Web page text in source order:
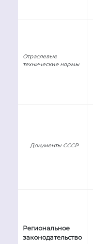
Отраслевые
технические нормы
Документы СССР
Региональное
законодательство